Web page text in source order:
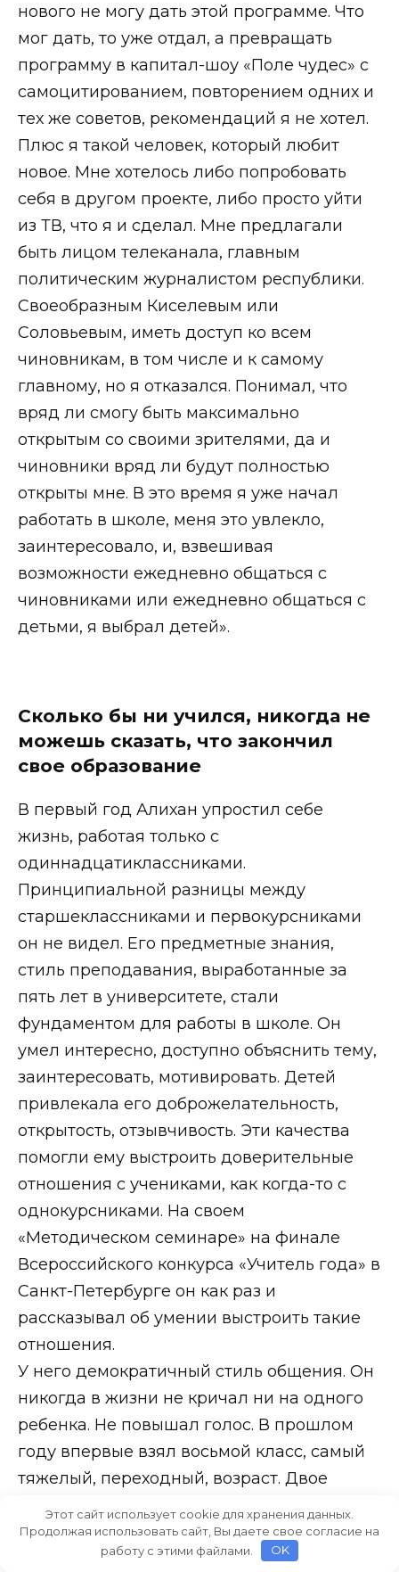
нового не могу дать этой программе. Что
мог дать, то уже отдал, а превращать
программу в капитал-шоу «Поле чудес» с
самоцитированием, повторением одних и
тех же советов, рекомендаций я не хотел.
Плюс я такой человек, который любит
новое. Мне хотелось либо попробовать
себя в другом проекте, либо просто уйти
из ТВ, что я и сделал. Мне предлагали
быть лицом телеканала, главным
политическим журналистом республики.
Своеобразным Киселевым или
Соловьевым, иметь доступ ко всем
чиновникам, в том числе и к самому
главному, но я отказался. Понимал, что
вряд ли смогу быть максимально
открытым со своими зрителями, да и
чиновники вряд ли будут полностью
открыты мне. В это время я уже начал
работать в школе, меня это увлекло,
заинтересовало, и, взвешивая
возможности ежедневно общаться с
чиновниками или ежедневно общаться с
детьми, я выбрал детей».
Сколько бы ни учился, никогда не
можешь сказать, что закончил
свое образование
В первый год Алихан упростил себе
жизнь, работая только с
одиннадцатиклассниками.
Принципиальной разницы между
старшеклассниками и первокурсниками
он не видел. Его предметные знания,
стиль преподавания, выработанные за
пять лет в университете, стали
фундаментом для работы в школе. Он
умел интересно, доступно объяснить тему,
заинтересовать, мотивировать. Детей
привлекала его доброжелательность,
открытость, отзывчивость. Эти качества
помогли ему выстроить доверительные
отношения с учениками, как когда-то с
однокурсниками. На своем
«Методическом семинаре» на финале
Всероссийского конкурса «Учитель года» в
Санкт-Петербурге он как раз и
рассказывал об умении выстроить такие
отношения.
У него демократичный стиль общения. Он
никогда в жизни не кричал ни на одного
ребенка. Не повышал голос. В прошлом
году впервые взял восьмой класс, самый
тяжелый, переходный, возраст. Двое
пацанов подрались прямо на уроке.
Внезапно. Что-то там один другому
брякнул на ухо, тот развернулся и влепил
Этот сайт использует cookie для хранения данных.
Продолжая использовать сайт, Вы даете свое согласие на
работу с этими файлами.
OK